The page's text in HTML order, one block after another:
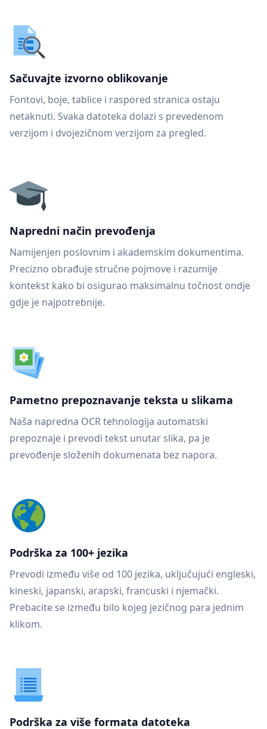
Sačuvajte izvorno oblikovanje
Fontovi, boje, tablice i raspored stranica ostaju
netaknuti. Svaka datoteka dolazi s prevedenom
verzijom i dvojezičnom verzijom za pregled.
Napredni način prevođenja
Namijenjen poslovnim i akademskim dokumentima.
Precizno obrađuje stručne pojmove i razumije
kontekst kako bi osigurao maksimalnu točnost ondje
gdje je najpotrebnije.
Pametno prepoznavanje teksta u slikama
Naša napredna OCR tehnologija automatski
prepoznaje i prevodi tekst unutar slika, pa je
prevođenje složenih dokumenata bez napora.
Podrška za 100+ jezika
Prevodi između više od 100 jezika, uključujući engleski,
kineski, japanski, arapski, francuski i njemački.
Prebacite se između bilo kojeg jezičnog para jednim
klikom.
Podrška za više formata datoteka